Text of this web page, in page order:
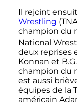
Il rejoint
Wrestling
champion du
National
deux reprises
Konnan et
champion du
est aussi
équipes de la
américain